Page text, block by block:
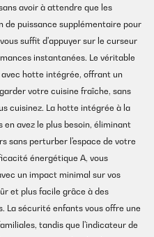
avoir à attendre que les
de puissance supplémentaire pour
suffit d'appuyer sur le curseur
instantanées. Le véritable
hotte intégrée, offrant un
votre cuisine fraîche, sans
cuisinez. La hotte intégrée à la
avez le plus besoin, éliminant
sans perturber l'espace de votre
énergétique A, vous
un impact minimal sur vos
et plus facile grâce à des
sécurité enfants vous offre une
tandis que l'indicateur de